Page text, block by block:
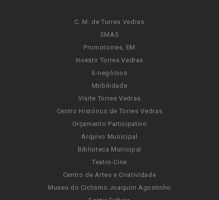
C. M. de Torres Vedras
SMAS
Promotorres, EM
Investir Torres Vedras
E-negócios
Mobilidade
Visite Torres Vedras
Centro Histórico de Torres Vedras
Orçamento Participativo
Arquivo Municipal
Biblioteca Municipal
Teatro-Cine
Centro de Artes e Criatividade
Museu do Ciclismo Joaquim Agostinho